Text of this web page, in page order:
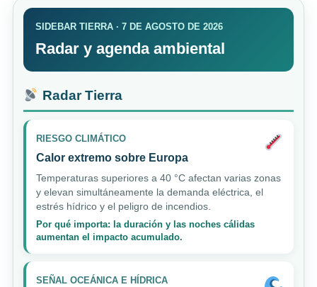
SIDEBAR TIERRA · 7 DE AGOSTO DE 2026
Radar y agenda ambiental
Radar Tierra
RIESGO CLIMÁTICO
Calor extremo sobre Europa
Temperaturas superiores a 40 °C afectan varias zonas
y elevan simultáneamente la demanda eléctrica, el
estrés hídrico y el peligro de incendios.
Por qué importa: la duración y las noches cálidas
aumentan el impacto acumulado.
SEÑAL OCEÁNICA E HÍDRICA